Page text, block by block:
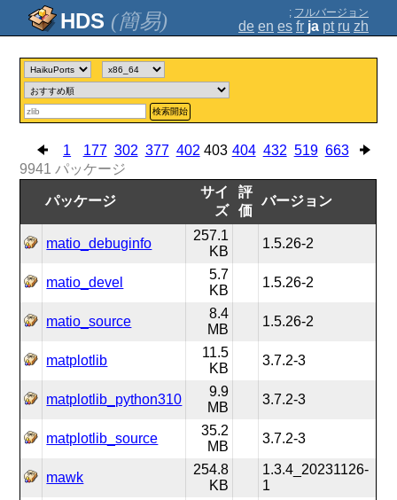
(簡易) ; フルバージョン
de en es fr ja pt ru zh
検索開始
1 177 302 377 402 403 404 432 519 663
9941 パッケージ
パッケージ
サイ
ズ
評
価
バージョン
matio_debuginfo
257.1
KB
1.5.26-2
matio_devel
5.7
KB
1.5.26-2
matio_source
8.4
MB
1.5.26-2
matplotlib
11.5
KB
3.7.2-3
matplotlib_python310
9.9
MB
3.7.2-3
matplotlib_source
35.2
MB
3.7.2-3
mawk
254.8
KB
1.3.4_20231126-
1